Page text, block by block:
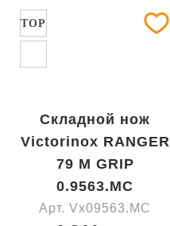
TOP
Складной нож
Victorinox RANGER
79 M GRIP
0.9563.MC
Арт. Vx09563.MC